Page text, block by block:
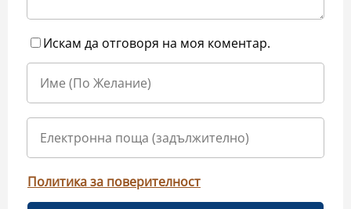
Искам да отговоря на моя коментар.
Политика за поверителност